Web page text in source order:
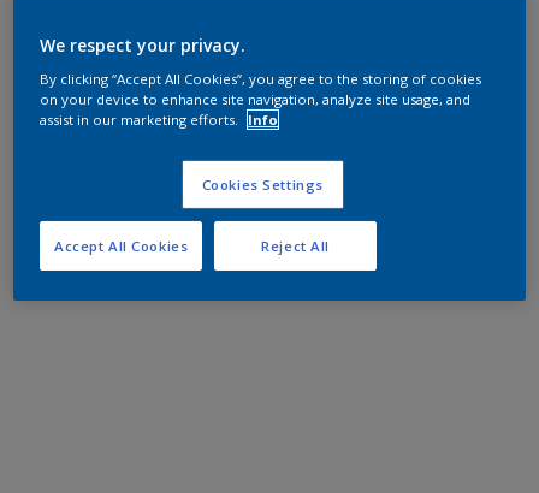
We respect your privacy.
By clicking “Accept All Cookies”, you agree to the storing of cookies
on your device to enhance site navigation, analyze site usage, and
assist in our marketing efforts.
Info
Cookies Settings
Reject All
Accept All Cookies